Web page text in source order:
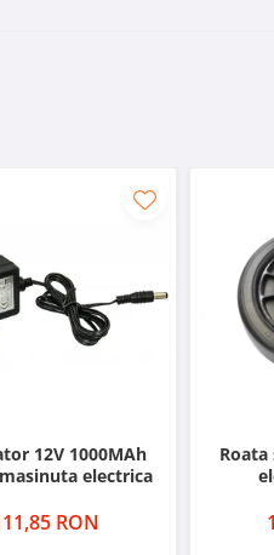
NITRO MOTORS,
12V 1000MAh
electrica
RON